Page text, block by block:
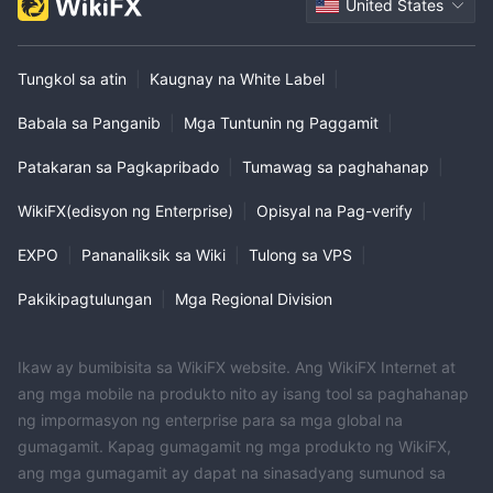
United States
Tungkol sa atin Kaugnay na White Label
Babala sa Panganib Mga Tuntunin ng Paggamit
Patakaran sa Pagkapribado Tumawag sa paghahanap
WikiFX(edisyon ng Enterprise) Opisyal na Pag-verify
EXPO Pananaliksik sa Wiki Tulong sa VPS
Pakikipagtulungan Mga Regional Division
Ikaw ay bumibisita sa WikiFX website. Ang WikiFX Internet at
ang mga mobile na produkto nito ay isang tool sa paghahanap
ng impormasyon ng enterprise para sa mga global na
gumagamit. Kapag gumagamit ng mga produkto ng WikiFX,
ang mga gumagamit ay dapat na sinasadyang sumunod sa